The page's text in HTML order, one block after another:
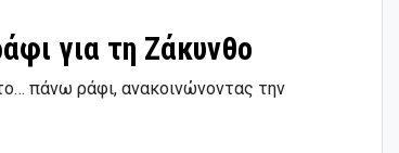
για τη Ζάκυνθο
πάνω ράφι, ανακοινώνοντας την